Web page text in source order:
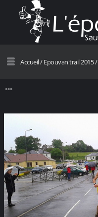
Accueil/Epouvan'trail 2015/